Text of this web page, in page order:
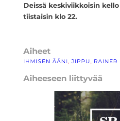
Deissä keskiviikkoisin
tiistaisin klo 22.
Aiheet
IHMISEN ÄÄNI, JIPPU, RAINER
Aiheeseen liittyvää